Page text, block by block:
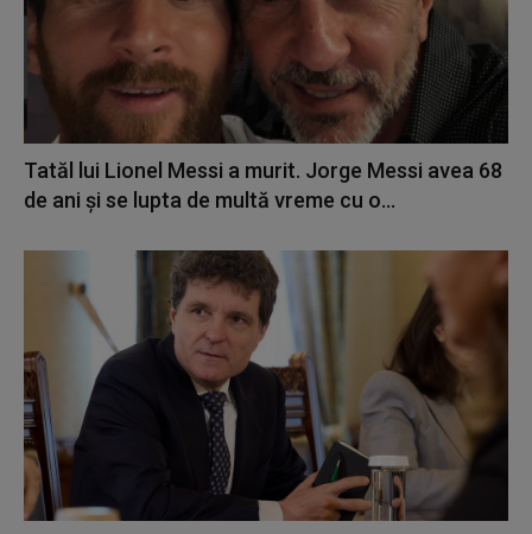
Tatăl lui Lionel Messi a murit. Jorge Messi avea 68
de ani și se lupta de multă vreme cu o...